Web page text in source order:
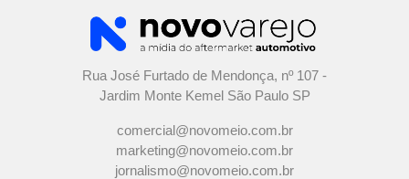
Rua José Furtado de Mendonça, nº 107 -
Jardim Monte Kemel São Paulo SP
comercial@novomeio.com.br
marketing@novomeio.com.br
jornalismo@novomeio.com.br